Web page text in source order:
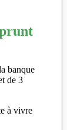
banque
de 3
à vivre